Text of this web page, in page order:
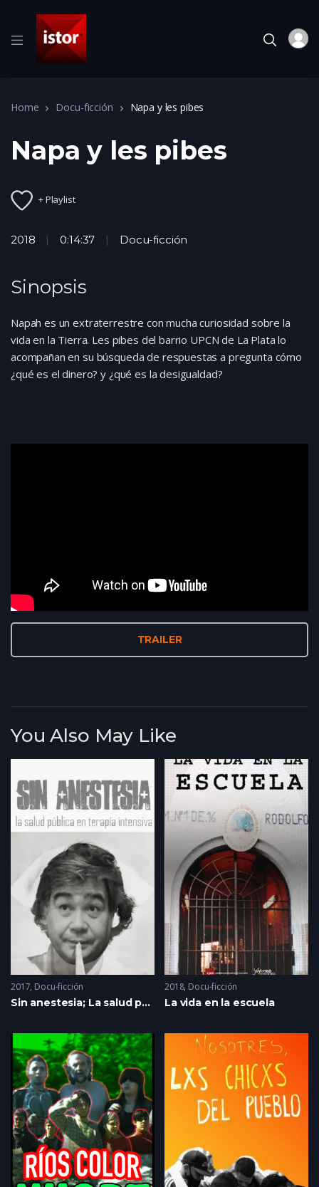
Home Docu-ficción Napa y les pibes
TRAILER
Napa y les pibes
+ Playlist
2018 0:14:37 Docu-ficción
Sinopsis
Napah es un extraterrestre con mucha curiosidad sobre la
vida en la Tierra. Les pibes del barrio UPCN de La Plata lo
acompañan en su búsqueda de respuestas a pregunta cómo
¿qué es el dinero? y ¿qué es la desigualdad?
You Also May Like
2017 Docu-ficción
Sin anestesia; La salud pública en terapia intensiva
2018 Docu-ficción
La vida en la escuela